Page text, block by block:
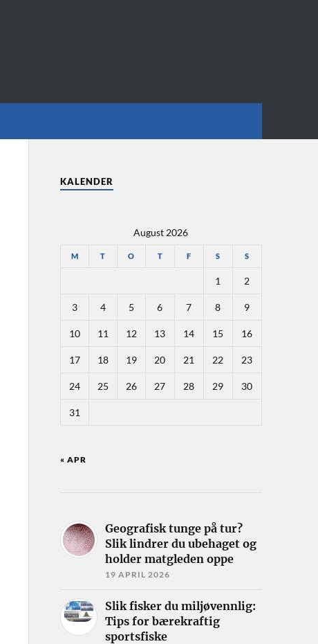
KALENDER
August 2026
M T O T F S S
1 2
3 4 5 6 7 8 9
10 11 12 13 14 15 16
17 18 19 20 21 22 23
24 25 26 27 28 29 30
31
« APR
Geografisk tunge på tur?
Slik lindrer du ubehaget og
holder matgleden oppe
19 APRIL 2026
Slik fisker du miljøvennlig:
Tips for bærekraftig
sportsfiske